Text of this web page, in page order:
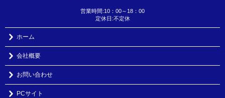
営業時間:10：00～18：00
定休日:不定休
ホーム
会社概要
お問い合わせ
PCサイト